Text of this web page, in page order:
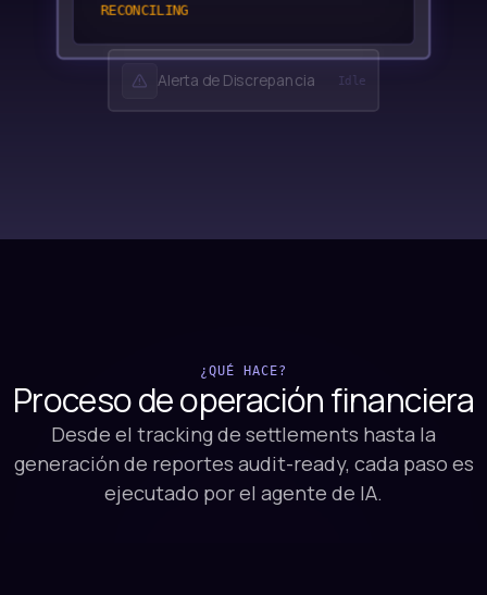
RECONCILING
Alerta de Discrepancia Idle
¿QUÉ HACE?
Proceso deoperación financiera
Desde el tracking de settlements hasta la
generación de reportes audit-ready, cada paso es
ejecutado por el agente de IA.